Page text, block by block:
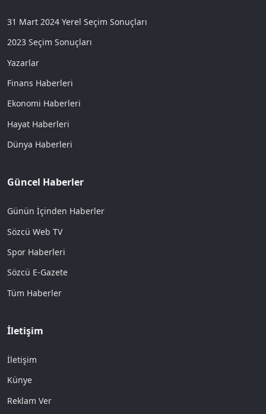
31 Mart 2024 Yerel Seçim Sonuçları
2023 Seçim Sonuçları
Yazarlar
Finans Haberleri
Ekonomi Haberleri
Hayat Haberleri
Dünya Haberleri
Güncel Haberler
Günün İçinden Haberler
Sözcü Web TV
Spor Haberleri
Sözcü E-Gazete
Tüm Haberler
İletişim
İletişim
Künye
Reklam Ver